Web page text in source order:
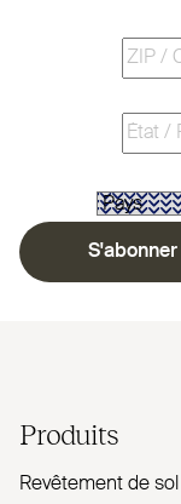
S'abonner
Produits
Revêtement de sol